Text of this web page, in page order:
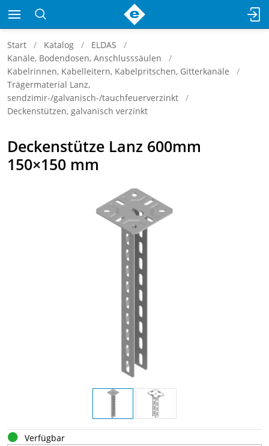
Start Katalog
ELDAS
Kanäle, Bodendosen, Anschlusssäulen
Kabelrinnen, Kabelleitern, Kabelpritschen, Gitterkanäle
Trägermaterial Lanz,
sendzimir-/galvanisch-/tauchfeuerverzinkt
Deckenstützen, galvanisch verzinkt
Deckenstütze Lanz 600mm
150×150 mm
Verfügbar